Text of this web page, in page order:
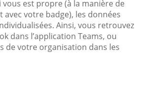
est propre (à la manière de
avec votre badge), les données
Ainsi, vous retrouvez
dans l’application Teams, ou
de votre organisation dans les